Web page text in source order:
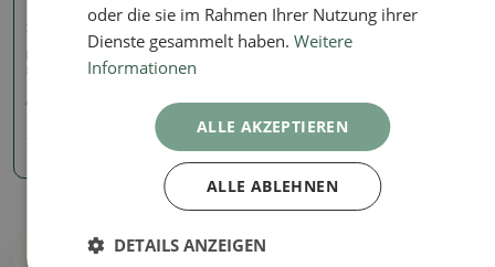
8 x 3,5 cm, Farbe Blau
Artikelnummer: 1290-M24-1916
7.83 €
oder die sie im Rahmen Ihrer Nutzung ihrer
Dienste gesammelt haben.Weitere
Informationen
ALLE AKZEPTIEREN
ALLE ABLEHNEN
DETAILS ANZEIGEN